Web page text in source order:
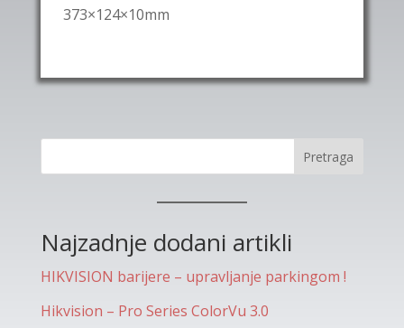
373×124×10mm
Pretraga
Najzadnje dodani artikli
HIKVISION barijere – upravljanje parkingom !
Hikvision – Pro Series ColorVu 3.0